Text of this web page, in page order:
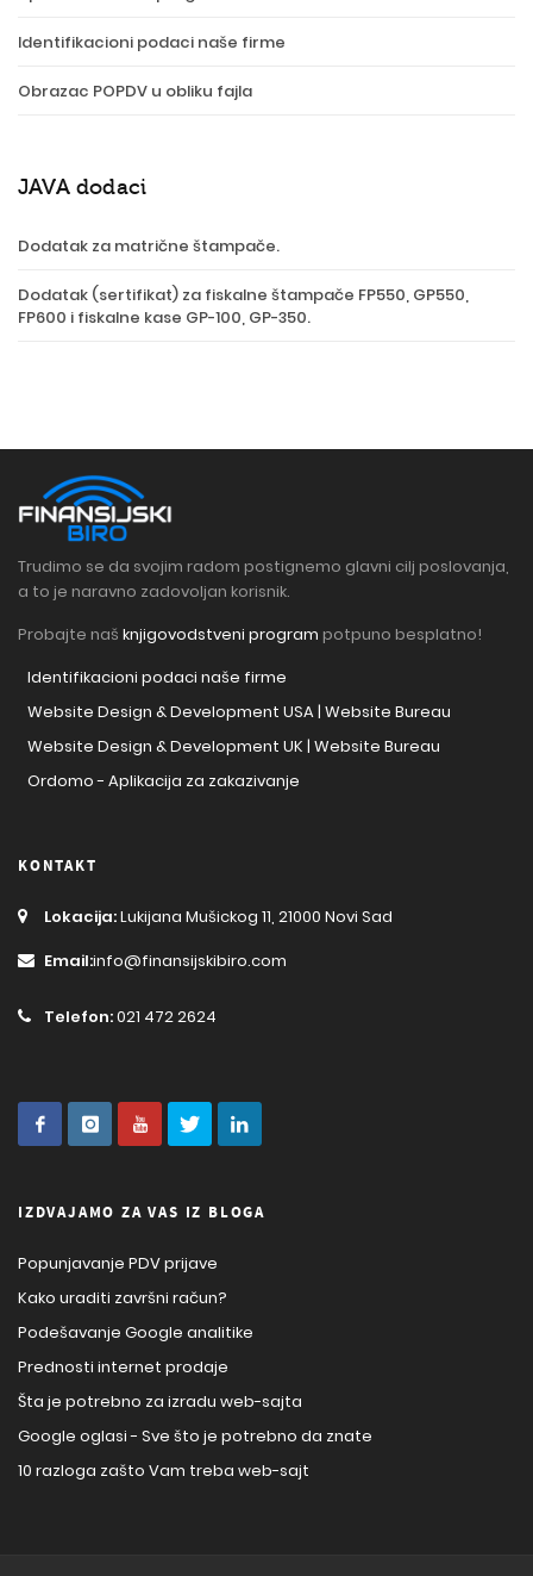
Identifikacioni podaci naše firme
Obrazac POPDV u obliku fajla
JAVA dodaci
Dodatak za matrične štampače.
Dodatak (sertifikat) za fiskalne štampače FP550, GP550,
FP600 i fiskalne kase GP-100, GP-350.
Trudimo se da svojim radom postignemo glavni cilj poslovanja,
a to je naravno zadovoljan korisnik.
Probajte naš knjigovodstveni program potpuno besplatno!
Identifikacioni podaci naše firme
Website Design & Development USA | Website Bureau
Website Design & Development UK | Website Bureau
Ordomo - Aplikacija za zakazivanje
KONTAKT
Lokacija:Lukijana Mušickog 11, 21000 Novi Sad
Email:info@finansijskibiro.com
Telefon:021 472 2624
IZDVAJAMO ZA VAS IZ BLOGA
Popunjavanje PDV prijave
Kako uraditi završni račun?
Podešavanje Google analitike
Prednosti internet prodaje
Šta je potrebno za izradu web-sajta
Google oglasi - Sve što je potrebno da znate
10 razloga zašto Vam treba web-sajt